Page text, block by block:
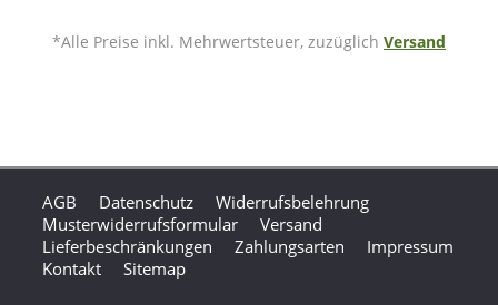
*Alle Preise inkl. Mehrwertsteuer, zuzüglich Versand
AGB Datenschutz
Widerrufsbelehrung
Musterwiderrufsformular
Versand
Lieferbeschränkungen
Zahlungsarten
Impressum
Kontakt
Sitemap